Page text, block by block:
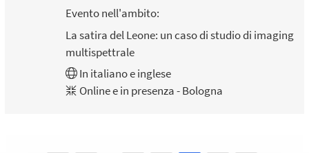
Evento nell'ambito:
La satira del Leone: un caso di studio di imaging
multispettrale
In italianoeinglese
Online e in presenza - Bologna